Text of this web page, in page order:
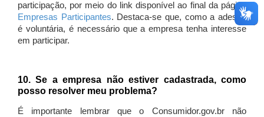
participação, por meio do link disponível ao final da página
Empresas Participantes. Destaca-se que, como a adesão
é voluntária, é necessário que a empresa tenha interesse
em participar.
10. Se a empresa não estiver cadastrada, como
posso resolver meu problema?
É importante lembrar que o Consumidor.gov.br não